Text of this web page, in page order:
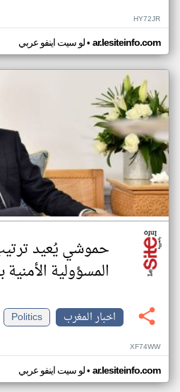
HY72JR
لو سيت اينفو عربي• ar.lesiteinfo.com
حموشي يُعيد
المسؤولية الأمنية بـ 13 مدينة
اخبار المغرب
Politics
XF74WW
لو سيت اينفو عربي• ar.lesiteinfo.com